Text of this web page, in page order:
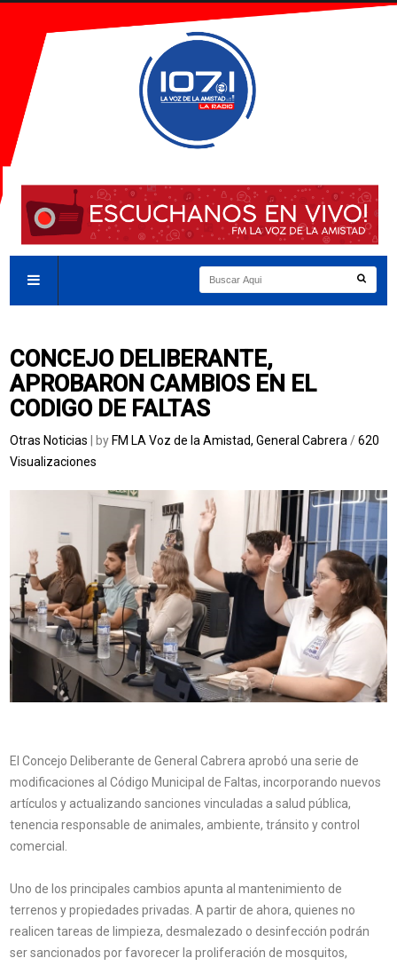
CONCEJO DELIBERANTE,
APROBARON CAMBIOS EN EL
CODIGO DE FALTAS
Otras Noticias | by FM LA Voz de la Amistad, General Cabrera /620
Visualizaciones
El Concejo Deliberante de General Cabrera aprobó una serie de
modificaciones al Código Municipal de Faltas, incorporando nuevos
artículos y actualizando sanciones vinculadas a salud pública,
tenencia responsable de animales, ambiente, tránsito y control
comercial.
Uno de los principales cambios apunta al mantenimiento de
terrenos y propiedades privadas. A partir de ahora, quienes no
realicen tareas de limpieza, desmalezado o desinfección podrán
ser sancionados por favorecer la proliferación de mosquitos,